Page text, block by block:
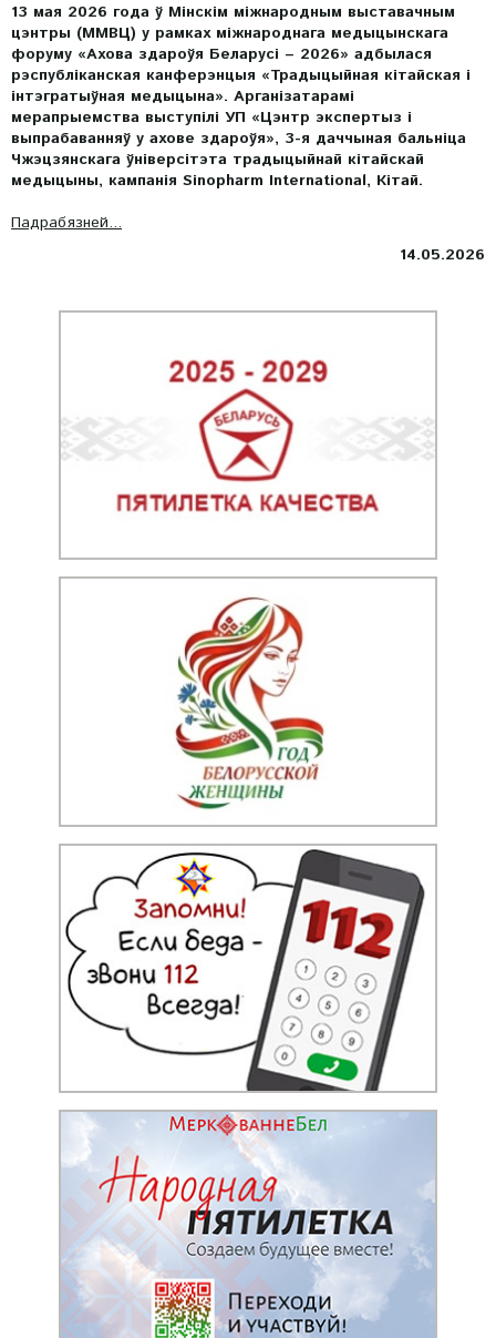
13 мая 2026 года ў Мінскім міжнародным выставачным
цэнтры (ММВЦ) у рамках міжнароднага медыцынскага
форуму «Ахова здароўя Беларусі – 2026» адбылася
рэспубліканская канферэнцыя «Традыцыйная кітайская і
інтэгратыўная медыцына». Арганізатарамі
мерапрыемства выступілі УП «Цэнтр экспертыз і
выпрабаванняў у ахове здароўя», 3-я даччыная бальніца
Чжэцзянскага ўніверсітэта традыцыйнай кітайскай
медыцыны, кампанія Sinopharm International, Кітай.
Падрабязней...
14.05.2026